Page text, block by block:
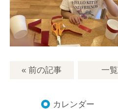
« 前の記事 一覧
カレンダー